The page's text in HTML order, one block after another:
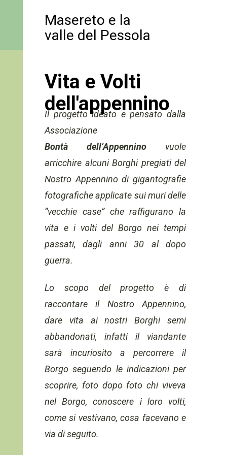
Masereto e la
valle del Pessola
Vita e Volti
dell'appennino
Il progetto ideato e pensato dalla
Associazione
Bontà dell’Appennino
vuole
arricchire alcuni Borghi pregiati del
Nostro Appennino di gigantografie
fotografiche applicate sui muri delle
“vecchie case” che raffigurano la
vita e i volti del Borgo nei tempi
passati, dagli anni 30 al dopo
guerra.
Lo scopo del progetto è di
raccontare il Nostro Appennino,
dare vita ai nostri Borghi semi
abbandonati, infatti il viandante
sarà incuriosito a percorrere il
Borgo seguendo le indicazioni per
scoprire, foto dopo foto chi viveva
nel Borgo, conoscere i loro volti,
come si vestivano, cosa facevano e
via di seguito.